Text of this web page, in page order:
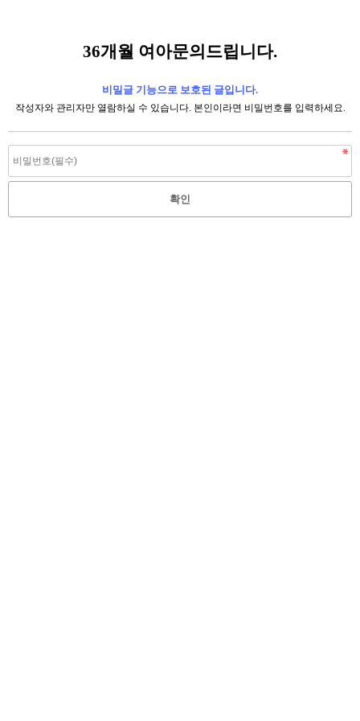
36개월 여아문의드립니다.
비밀글 기능으로 보호된 글입니다.
작성자와 관리자만 열람하실 수 있습니다. 본인이라면 비밀번호를 입력하세요.